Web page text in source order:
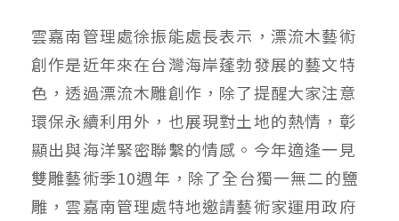
雲嘉南管理處徐振能處長表示，漂流木藝術
創作是近年來在台灣海岸蓬勃發展的藝文特
色，透過漂流木雕創作，除了提醒大家注意
環保永續利用外，也展現對土地的熱情，彰
顯出與海洋緊密聯繫的情感。今年適逢一見
雙雕藝術季10週年，除了全台獨一無二的鹽
雕，雲嘉南管理處特地邀請藝術家運用政府